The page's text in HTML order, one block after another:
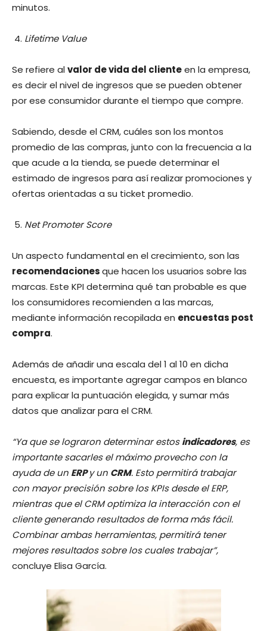
minutos.
Lifetime Value
Se refiere alvalor de vida del clienteen la empresa,
es decir el nivel de ingresos que se pueden obtener
por ese consumidor durante el tiempo que compre.
Sabiendo, desde el CRM, cuáles son los montos
promedio de las compras, junto con la frecuencia a la
que acude a la tienda, se puede determinar el
estimado de ingresos para así realizar promociones y
ofertas orientadas a su ticket promedio.
Net Promoter Score
Un aspecto fundamental en el crecimiento, son las
recomendacionesque hacen los usuarios sobre las
marcas. Este KPI determina qué tan probable es que
los consumidores recomienden a las marcas,
mediante información recopilada en encuestas post
compra.
Además de añadir una escala del 1 al 10 en dicha
encuesta, es importante agregar campos en blanco
para explicar la puntuación elegida, y sumar más
datos que analizar para el CRM.
“Ya que se lograron determinar estosindicadores, es
importante sacarles el máximo provecho con la
ayuda de un ERPy un CRM. Esto permitirá trabajar
con mayor precisión sobre los KPIs desde el ERP,
mientras que el CRM optimiza la interacción con el
cliente generando resultados de forma más fácil.
Combinar ambas herramientas, permitirá tener
mejores resultados sobre los cuales trabajar”,
concluye Elisa García.